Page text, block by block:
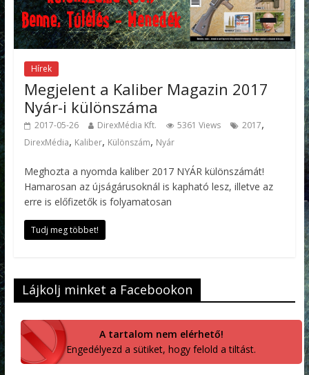
Hírek
Megjelent a Kaliber Magazin 2017
Nyár-i különszáma
2017-05-26 DirexMédia Kft. 5361 Views 2017,
DirexMédia, Kaliber, Különszám, Nyár
Meghozta a nyomda kaliber 2017 NYÁR különszámát!
Hamarosan az újságárusoknál is kapható lesz, illetve az
erre is előfizetők is folyamatosan
Tudj meg többet!
Lájkolj minket a Facebookon
A tartalom nem elérhető!
Engedélyezd a sütiket, hogy felold a tiltást.